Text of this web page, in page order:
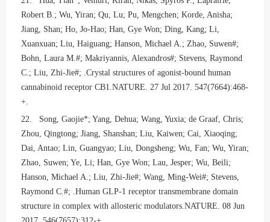
Robert B.; Wu, Yiran; Qu, Lu; Pu, Mengchen; Korde, Anisha;
Jiang, Shan; Ho, Jo-Hao; Han, Gye Won; Ding, Kang; Li,
Xuanxuan; Liu, Haiguang; Hanson, Michael A.; Zhao, Suwen#;
Bohn, Laura M.#; Makriyannis, Alexandros#; Stevens, Raymond
C.; Liu, Zhi-Jie#; .Crystal structures of agonist-bound human
cannabinoid receptor CB1.NATURE. 27 Jul 2017. 547(7664):468-
+.
22. Song, Gaojie*; Yang, Dehua; Wang, Yuxia; de Graaf, Chris;
Zhou, Qingtong; Jiang, Shanshan; Liu, Kaiwen; Cai, Xiaoqing;
Dai, Antao; Lin, Guangyao; Liu, Dongsheng; Wu, Fan; Wu, Yiran;
Zhao, Suwen; Ye, Li; Han, Gye Won; Lau, Jesper; Wu, Beili;
Hanson, Michael A.; Liu, Zhi-Jie#; Wang, Ming-Wei#; Stevens,
Raymond C.#; .Human GLP-1 receptor transmembrane domain
structure in complex with allosteric modulators.NATURE. 08 Jun